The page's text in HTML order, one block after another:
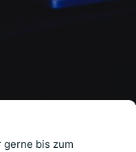
gerne bis zum